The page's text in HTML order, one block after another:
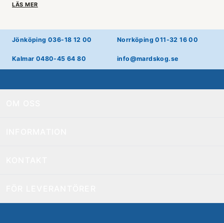
LÄS MER
Jönköping 036-18 12 00 Norrköping 011-32 16 00
Kalmar 0480-45 64 80 info@mardskog.se